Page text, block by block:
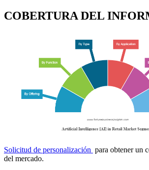
COBERTURA DEL
Solicitud de personalización para obtener un
del mercado.